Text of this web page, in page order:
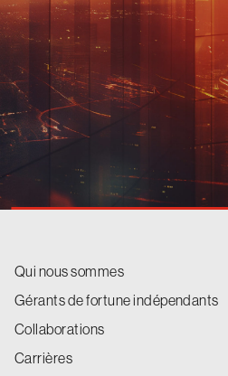
CONTACT
Qui nous sommes
Gérants de fortune indépendants
Collaborations
Carrières